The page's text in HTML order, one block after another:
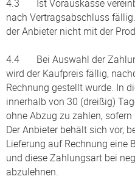
4.3 Ist Vorauskasse
nach Vertragsabschluss
der Anbieter nicht mit der
4.4 Bei Auswahl der
wird der Kaufpreis fällig,
Rechnung gestellt wurde. In
innerhalb von 30 (dreißig)
ohne Abzug zu zahlen,
Der Anbieter behält sich vor,
Lieferung auf Rechnung eine
und diese Zahlungsart bei
abzulehnen.